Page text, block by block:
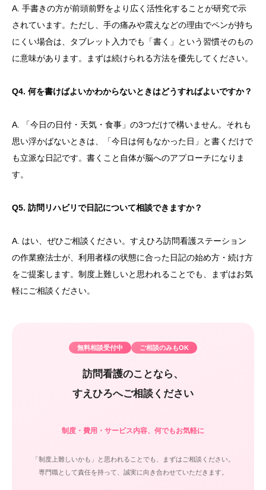
A. 手書きの方が前頭前野をより広く活性化することが研究で示
されています。ただし、手の痛みや震えなどの理由でペンが持ち
にくい場合は、タブレット入力でも「書く」という習慣そのもの
に意味があります。まずは続けられる方法を優先してください。
Q4. 何を書けばよいかわからないときはどうすればよいですか？
A. 「今日の日付・天気・食事」の3つだけで構いません。それも
思い浮かばないときは、「今日は何もなかった日」と書くだけで
も立派な日記です。書くこと自体が脳へのアプローチになりま
す。
Q5. 訪問リハビリで日記について相談できますか？
A. はい、ぜひご相談ください。すえひろ訪問看護ステーション
の作業療法士が、利用者様の状態に合った日記の始め方・続け方
をご提案します。制度上難しいと思われることでも、まずはお気
軽にご相談ください。
無料相談受付中 ご相談のみもOK
訪問看護のことなら、
すえひろへご相談ください
制度・費用・サービス内容、何でもお気軽に
「制度上難しいかも」と思われることでも、まずはご相談ください。
専門職として責任を持って、誠実に向き合わせていただきます。